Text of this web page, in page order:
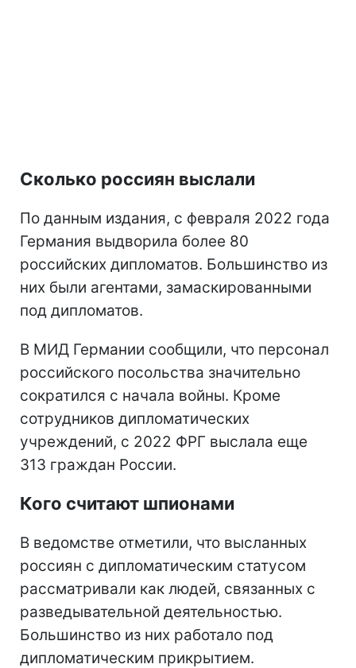
Сколько россиян выслали
По данным издания, с февраля 2022 года
Германия выдворила более 80
российских дипломатов. Большинство из
них были агентами, замаскированными
под дипломатов.
В МИД Германии сообщили, что персонал
российского посольства значительно
сократился с начала войны. Кроме
сотрудников дипломатических
учреждений, с 2022 ФРГ выслала еще
313 граждан России.
Кого считают шпионами
В ведомстве отметили, что высланных
россиян с дипломатическим статусом
рассматривали как людей, связанных с
разведывательной деятельностью.
Большинство из них работало под
дипломатическим прикрытием.